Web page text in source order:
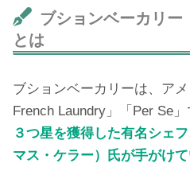
ブションベーカリー
とは
ブションベーカリーは、ア
French Laundry」「Per Se
３つ星を獲得した有名シェ
マス・ケラー）氏が手がけ